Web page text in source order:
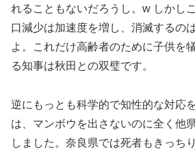
れることもないだろうし。w しかし
口減少は加速度を増し、消滅するの
よ。これだけ高齢者のために子供を
る知事は秋田との双璧です。
逆にもっとも科学的で知性的な対応
は、マンボウを出さないのに全く他
しました。奈良県では死者もきっち